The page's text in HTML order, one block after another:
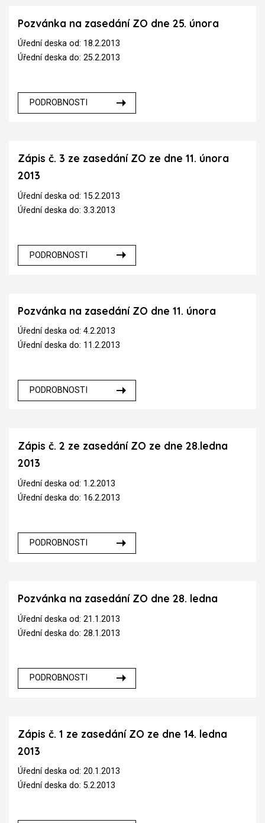
Pozvánka na zasedání ZO dne 25. února
Úřední deska od: 18.2.2013
Úřední deska do: 25.2.2013
PODROBNOSTI
Zápis č. 3 ze zasedání ZO ze dne 11. února
2013
Úřední deska od: 15.2.2013
Úřední deska do: 3.3.2013
PODROBNOSTI
Pozvánka na zasedání ZO dne 11. února
Úřední deska od: 4.2.2013
Úřední deska do: 11.2.2013
PODROBNOSTI
Zápis č. 2 ze zasedání ZO ze dne 28.ledna
2013
Úřední deska od: 1.2.2013
Úřední deska do: 16.2.2013
PODROBNOSTI
Pozvánka na zasedání ZO dne 28. ledna
Úřední deska od: 21.1.2013
Úřední deska do: 28.1.2013
PODROBNOSTI
Zápis č. 1 ze zasedání ZO ze dne 14. ledna
2013
Úřední deska od: 20.1.2013
Úřední deska do: 5.2.2013